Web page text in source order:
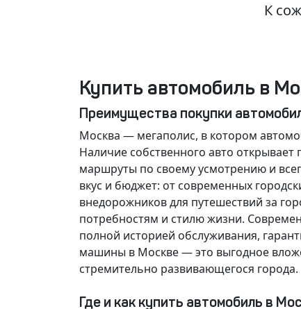
К
Купить автомобиль в
Преимущества покупки
Москва — мегаполис, в котором
Наличие собственного авто
маршруты по своему усмотрению и
вкус и бюджет: от современных
внедорожников для путешествий за
потребностям и стилю жизни.
полной историей обслуживания,
машины в Москве — это выгодное
стремительно развивающегося города.
Где и как купить автомобиль в